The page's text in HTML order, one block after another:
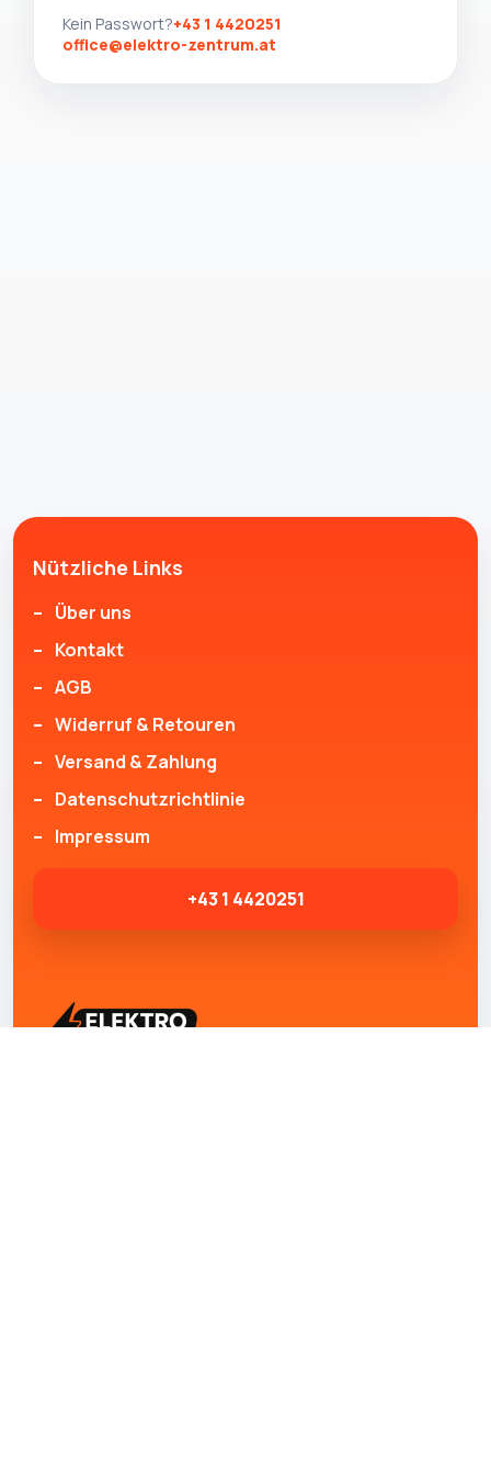
Kein Passwort?+43 1 4420251
office@elektro-zentrum.at
Nützliche Links
Über uns
Kontakt
AGB
Widerruf & Retouren
Versand & Zahlung
Datenschutzrichtlinie
Impressum
+43 1 4420251